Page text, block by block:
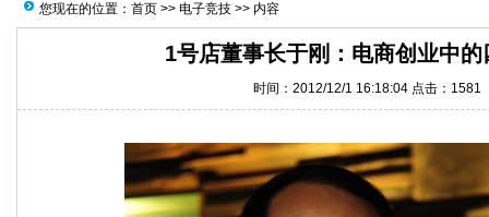
您现在的位置： 首页 >> 电子竞技 >> 内容
1号店董事长于刚：电商创业中的
时间：2012/12/1 16:18:04 点击：1581